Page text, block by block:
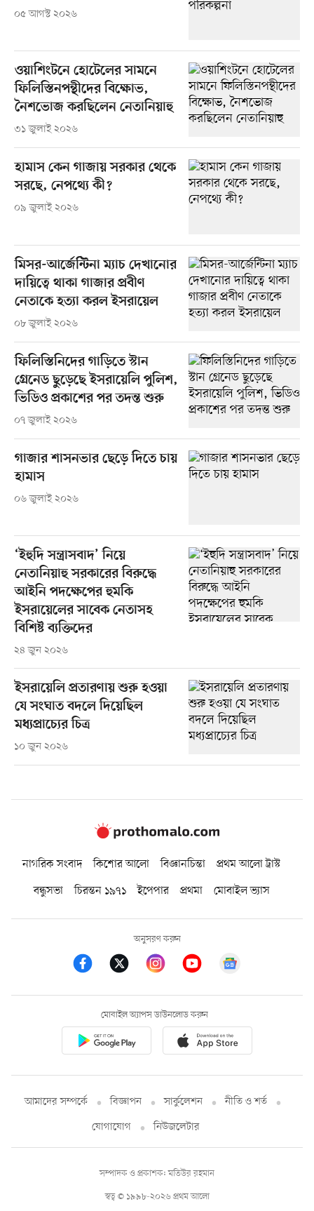
০৫ আগস্ট ২০২৬
ওয়াশিংটনে হোটেলের সামনে
ফিলিস্তিনপন্থীদের বিক্ষোভ,
নৈশভোজ করছিলেন নেতানিয়াহু
৩১ জুলাই ২০২৬
হামাস কেন গাজায় সরকার থেকে
সরছে, নেপথ্যে কী?
০৯ জুলাই ২০২৬
মিসর-আর্জেন্টিনা ম্যাচ দেখানোর
দায়িত্বে থাকা গাজার প্রবীণ
নেতাকে হত্যা করল ইসরায়েল
০৮ জুলাই ২০২৬
ফিলিস্তিনিদের গাড়িতে স্টান
গ্রেনেড ছুড়েছে ইসরায়েলি পুলিশ,
ভিডিও প্রকাশের পর তদন্ত শুরু
০৭ জুলাই ২০২৬
গাজার শাসনভার ছেড়ে দিতে চায়
হামাস
০৬ জুলাই ২০২৬
‘ইহুদি সন্ত্রাসবাদ’ নিয়ে
নেতানিয়াহু সরকারের বিরুদ্ধে
আইনি পদক্ষেপের হুমকি
ইসরায়েলের সাবেক নেতাসহ
বিশিষ্ট ব্যক্তিদের
২৪ জুন ২০২৬
ইসরায়েলি প্রতারণায় শুরু হওয়া
যে সংঘাত বদলে দিয়েছিল
মধ্যপ্রাচ্যের চিত্র
১০ জুন ২০২৬
নাগরিক সংবাদ কিশোর আলো বিজ্ঞানচিন্তা
প্রথম আলো ট্রাস্ট
বন্ধুসভা
চিরন্তন ১৯৭১ ইপেপার প্রথমা মোবাইল ভ্যাস
অনুসরণ করুন
মোবাইল অ্যাপস ডাউনলোড করুন
আমাদের সম্পর্কে বিজ্ঞাপন সার্কুলেশন
নীতি ও শর্ত
যোগাযোগ
নিউজলেটার
স্বত্ব © ১৯৯৮-২০২৬ প্রথম আলো
সম্পাদক ও প্রকাশক: মতিউর রহমান